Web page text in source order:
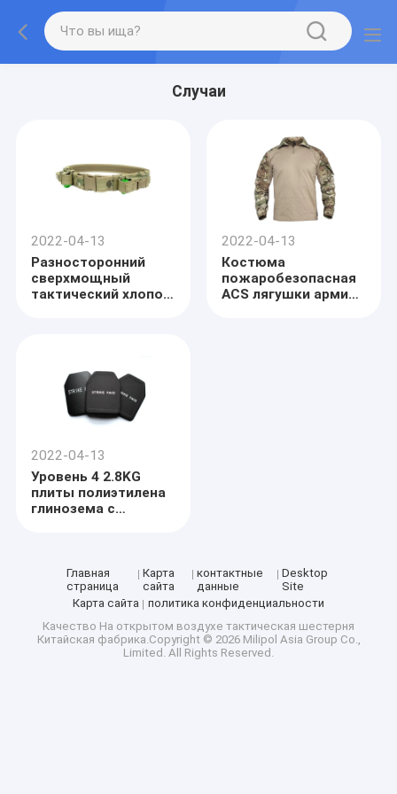
Случаи
2022-04-13
Разносторонний
сверхмощный
тактический хлопок
2022-04-13
Костюма
пожаробезопасная
ACS лягушки армии
2022-04-13
Уровень 4 2.8KG
плиты полиэтилена
глинозема с
Главная
страница
Карта
сайта
контактные
данные
Desktop
Site
Карта сайта
политика конфиденциальности
Качество На открытом воздухе тактическая шестерня
Китайская фабрика.Copyright © 2026 Milipol Asia Group Co.,
Limited. All Rights Reserved.